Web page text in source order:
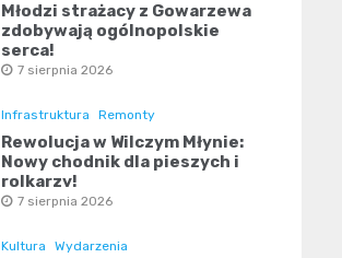
Młodzi strażacy z Gowarzewa
zdobywają ogólnopolskie
serca!
7 sierpnia 2026
Infrastruktura Remonty
Rewolucja w Wilczym Młynie:
Nowy chodnik dla pieszych i
rolkarzy!
7 sierpnia 2026
Kultura Wydarzenia